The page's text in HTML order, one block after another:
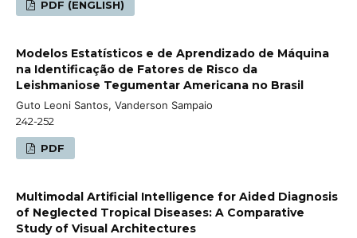
PDF (ENGLISH)
Modelos Estatísticos e de Aprendizado de Máquina
na Identificação de Fatores de Risco da
Leishmaniose Tegumentar Americana no Brasil
Guto Leoni Santos, Vanderson Sampaio
242-252
PDF
Multimodal Artificial Intelligence for Aided Diagnosis
of Neglected Tropical Diseases: A Comparative
Study of Visual Architectures